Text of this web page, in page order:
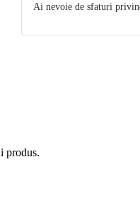
Ai nevoie de sfaturi
produs.